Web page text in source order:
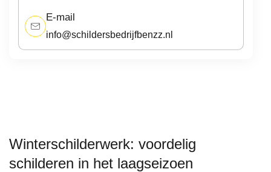
servi
ce!
geda
nkt
E-mail
info@schildersbedrijfbenzz.nl
Winterschilderwerk: voordelig
schilderen in het laagseizoen